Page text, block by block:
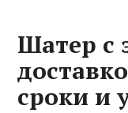
Шатер с
сроки и